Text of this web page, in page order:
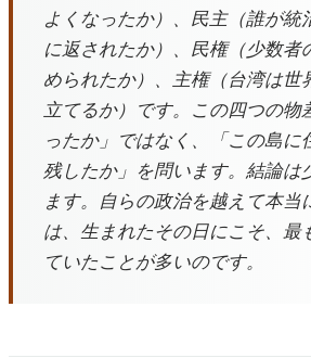
よくなったか）、民主（誰が統
に返されたか）、民権（少数者
められたか）、主権（台湾は世
立てるか）です。この四つの物
ったか」ではなく、「この島に
残したか」を問います。結論は
ます。自らの政治を越えて本当
は、生まれたその日にこそ、最
ていたことが多いのです。